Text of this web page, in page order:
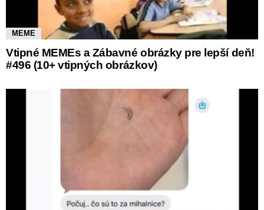
MEME
Vtipné MEMEs a Zábavné obrázky pre lepší deň!
#496 (10+ vtipných obrázkov)